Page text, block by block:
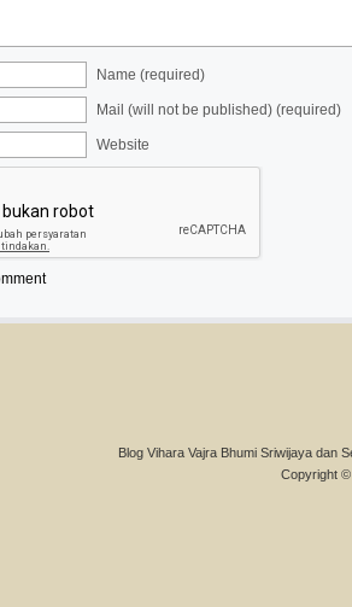
Name (required)
Mail (will not be published) (required)
Website
Blog Vihara Vajra Bhumi Sriwijaya dan
Copyright ©